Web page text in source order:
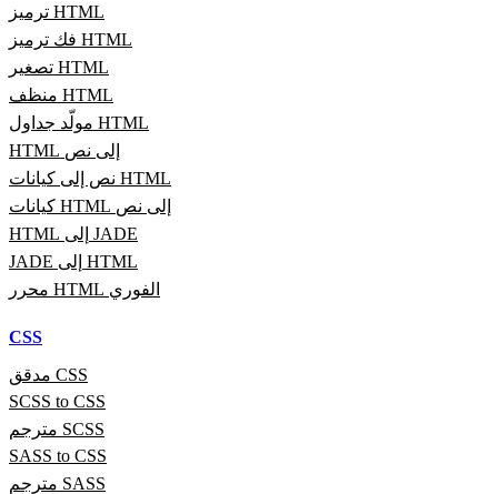
ترميز HTML
فك ترميز HTML
تصغير HTML
منظف HTML
مولّد جداول HTML
HTML إلى نص
نص إلى كيانات HTML
كيانات HTML إلى نص
HTML إلى JADE
JADE إلى HTML
محرر HTML الفوري
CSS
مدقق CSS
SCSS to CSS
مترجم SCSS
SASS to CSS
مترجم SASS